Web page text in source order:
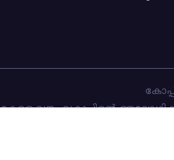
കേരള വനം വകുപ്പിന്റെ